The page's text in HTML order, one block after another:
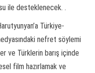
ile desteklenecek. .
Türkiye-
nefret söylemi
ve Türklerin barış içinde
film hazırlamak ve